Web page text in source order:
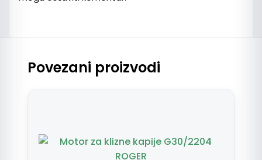
Povezani proizvodi